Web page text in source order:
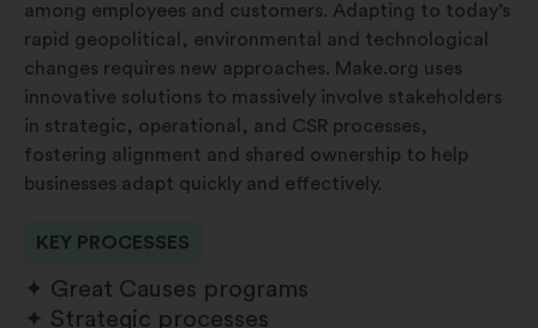
among employees and customers. Adapting to today’s
rapid geopolitical, environmental and technological
changes requires new approaches. Make.org uses
innovative solutions to massively involve stakeholders
in strategic, operational, and CSR processes,
fostering alignment and shared ownership to help
businesses adapt quickly and effectively.
KEY PROCESSES
Great Causes programs
Strategic processes